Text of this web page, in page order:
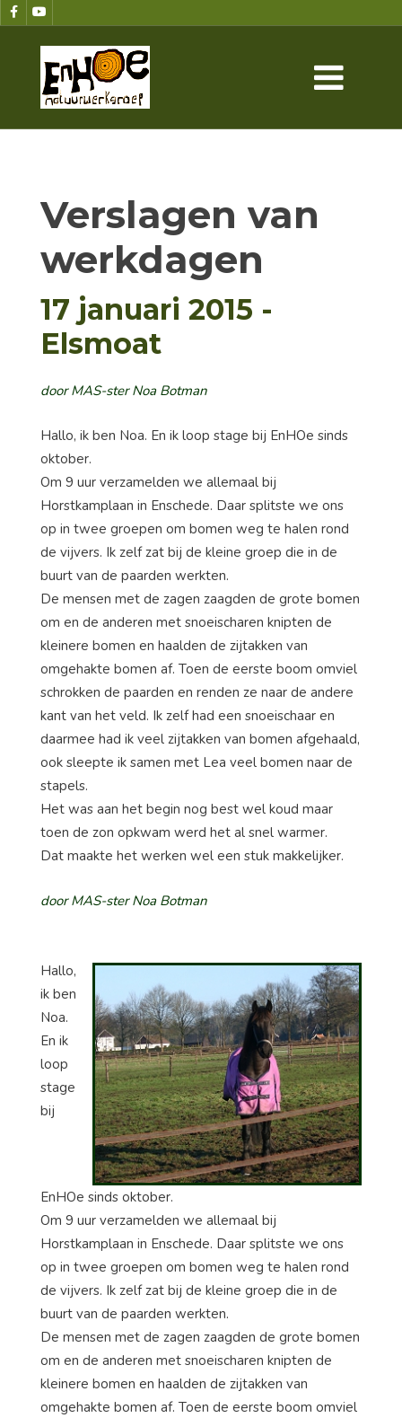
Verslagen van
werkdagen
17 januari 2015 -
Elsmoat
door MAS-ster Noa Botman
Hallo, ik ben Noa. En ik loop stage bij EnHOe sinds
oktober.
Om 9 uur verzamelden we allemaal bij
Horstkamplaan in Enschede. Daar splitste we ons
op in twee groepen om bomen weg te halen rond
de vijvers. Ik zelf zat bij de kleine groep die in de
buurt van de paarden werkten.
De mensen met de zagen zaagden de grote bomen
om en de anderen met snoeischaren knipten de
kleinere bomen en haalden de zijtakken van
omgehakte bomen af. Toen de eerste boom omviel
schrokken de paarden en renden ze naar de andere
kant van het veld. Ik zelf had een snoeischaar en
daarmee had ik veel zijtakken van bomen afgehaald,
ook sleepte ik samen met Lea veel bomen naar de
stapels.
Het was aan het begin nog best wel koud maar
toen de zon opkwam werd het al snel warmer.
Dat maakte het werken wel een stuk makkelijker.
door MAS-ster Noa Botman
Hallo,
ik ben
Noa.
En ik
loop
stage
bij
EnHOe sinds oktober.
Om 9 uur verzamelden we allemaal bij
Horstkamplaan in Enschede. Daar splitste we ons
op in twee groepen om bomen weg te halen rond
de vijvers. Ik zelf zat bij de kleine groep die in de
buurt van de paarden werkten.
De mensen met de zagen zaagden de grote bomen
om en de anderen met snoeischaren knipten de
kleinere bomen en haalden de zijtakken van
omgehakte bomen af. Toen de eerste boom omviel